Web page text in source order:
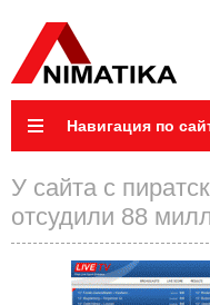
Навигация по
У сайта с
отсудили 88